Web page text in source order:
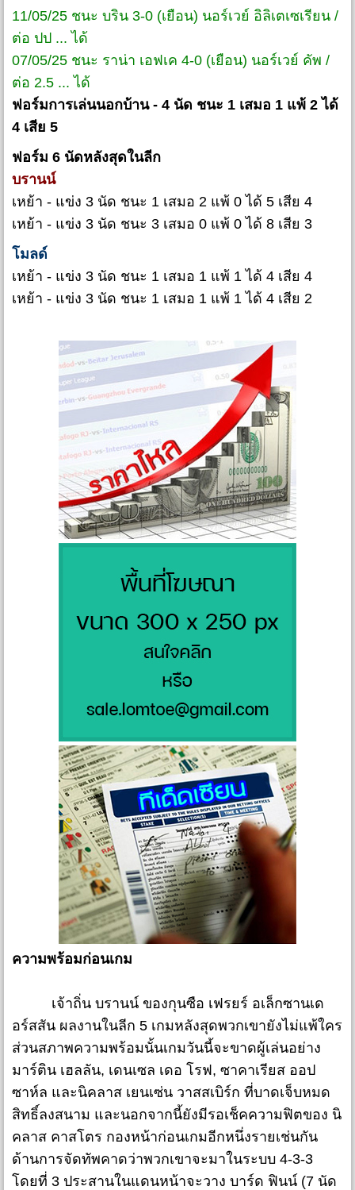
11/05/25 ชนะ บริน 3-0 (เยือน) นอร์เวย์ อิลิเตเซเรียน /
ต่อ ปป ... ได้
07/05/25 ชนะ ราน่า เอฟเค 4-0 (เยือน) นอร์เวย์ คัพ /
ต่อ 2.5 ... ได้
ฟอร์มการเล่นนอกบ้าน - 4 นัด ชนะ 1 เสมอ 1 แพ้ 2 ได้
4 เสีย 5
ฟอร์ม 6 นัดหลังสุดในลีก
บรานน์
เหย้า - แข่ง 3 นัด ชนะ 1 เสมอ 2 แพ้ 0 ได้ 5 เสีย 4
เหย้า - แข่ง 3 นัด ชนะ 3 เสมอ 0 แพ้ 0 ได้ 8 เสีย 3
โมลด์
เหย้า - แข่ง 3 นัด ชนะ 1 เสมอ 1 แพ้ 1 ได้ 4 เสีย 4
เหย้า - แข่ง 3 นัด ชนะ 1 เสมอ 1 แพ้ 1 ได้ 4 เสีย 2
ความพร้อมก่อนเกม
เจ้าถิ่น บรานน์ ของกุนซือ เฟรยร์ อเล็กซานเด
อร์สสัน ผลงานในลีก 5 เกมหลังสุดพวกเขายังไม่แพ้ใคร
ส่วนสภาพความพร้อมนั้นเกมวันนี้จะขาดผู้เล่นอย่าง
มาร์ติน เฮลลัน, เดนเซล เดอ โรฟ, ซาคาเรียส ออป
ซาห์ล และนิคลาส เยนเซ่น วาสสเบิร์ก ที่บาดเจ็บหมด
สิทธิ์ลงสนาม และนอกจากนี้ยังมีรอเช็คความฟิตของ นิ
คลาส คาสโตร กองหน้าก่อนเกมอีกหนึ่งรายเช่นกัน
ด้านการจัดทัพคาดว่าพวกเขาจะมาในระบบ 4-3-3
โดยที่ 3 ประสานในแดนหน้าจะวาง บาร์ด ฟินน์ (7 นัด